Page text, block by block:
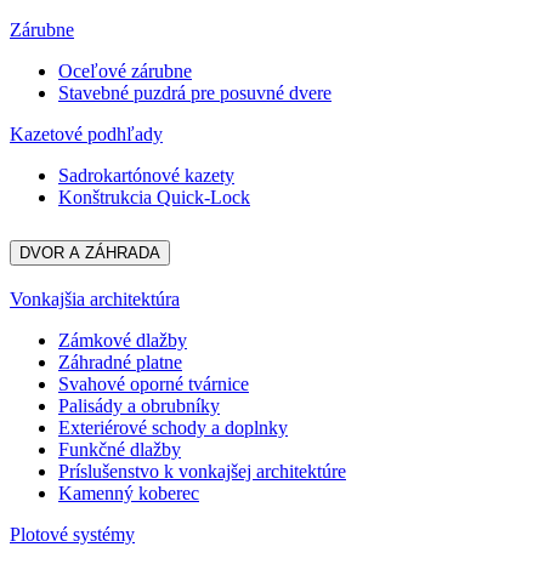
Zárubne
Oceľové zárubne
Stavebné puzdrá pre posuvné dvere
Kazetové podhľady
Sadrokartónové kazety
Konštrukcia Quick-Lock
DVOR A ZÁHRADA
Vonkajšia architektúra
Zámkové dlažby
Záhradné platne
Svahové oporné tvárnice
Palisády a obrubníky
Exteriérové schody a doplnky
Funkčné dlažby
Príslušenstvo k vonkajšej architektúre
Kamenný koberec
Plotové systémy